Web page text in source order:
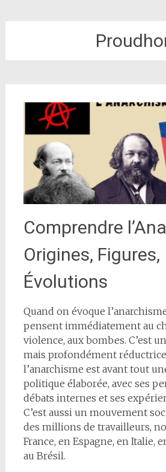
Comprendre
Origines, Figures,
Évolutions
Quand on évoque
pensent immédiatement au
violence, aux bombes. C’est
mais profondément
l’anarchisme est avant tout
politique élaborée, avec ses
débats internes et ses
C’est aussi un mouvement
des millions de travailleurs,
France, en Espagne, en Italie,
au Brésil.